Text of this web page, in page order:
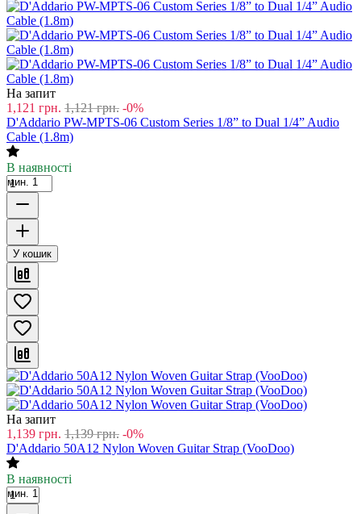
На запит
1,121 грн. 1,121 грн. -0%
D'Addario PW-MPTS-06 Custom Series 1/8” to Dual 1/4” Audio
Cable (1.8m)
В наявності
мин. 1
У кошик
На запит
1,139 грн. 1,139 грн. -0%
D'Addario 50A12 Nylon Woven Guitar Strap (VooDoo)
В наявності
мин. 1